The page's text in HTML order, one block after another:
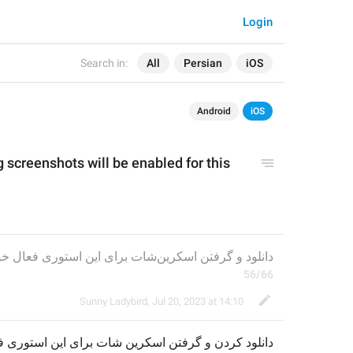
Search in: All Persian iOS
Login
Android iOS
screenshots will be enabled for this
دانلود و گرفتن اسکرین‌شات برای این استوری فعال خواهد شد.
56/66
Sunny Ladybird , Jul 20, 2023 at 14:10
دانلود کردن و گرفتن اسکرین شات برای این استوری